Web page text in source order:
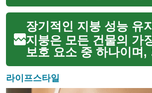
주...
임없이 비, 눈, 바람, 햇
양한 기상 조건에 노출
에 시간이 지남에 따라
쉽습니다. 지붕의 수명
으로 연장하고 건물의...
장기적인 지붕 성능 유
지붕은 모든 건물의 가
보호 요소 중 하나이며,
경으로부터 내부를 안
키는 역할을 합니다. 지
명과 효율성은 적절한
라이프스타일